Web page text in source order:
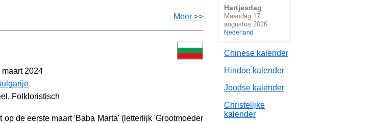
Meer >>
2024
Folkloristisch
op de eerste maart 'Baba Marta' (letterlijk 'Grootmoeder
Hartjesdag
Maandag 17
augustus 2026
Nederland
Chinese kalender
Hindoe kalender
Joodse kalender
Christelijke
kalender